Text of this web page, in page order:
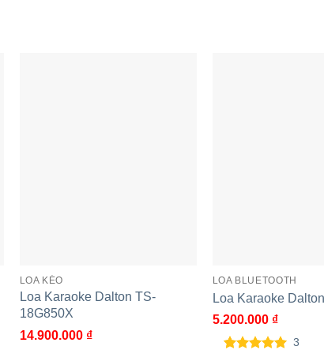
LOA KÉO
Loa Karaoke Dalton TS-
18G850X
14.900.000 ₫
LOA BLUETOOTH
Loa Karaoke
5.200.000 ₫
3